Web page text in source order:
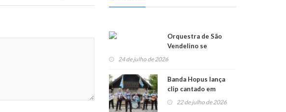
Orquestra de São
Vendelino se
apresenta na
24 de julho de 2026
Banda Hopus lança
clip cantado em
alemão e inglês
22 de julho de 2026